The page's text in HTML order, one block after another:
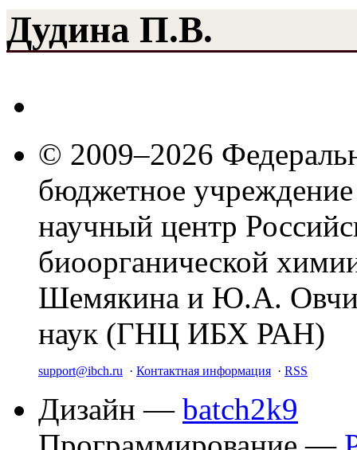
Дудина П.В.
© 2009–2026
бюджетное
научный центр
биоорганической
Шемякина и Ю.А.
наук (ГНЦ ИБХ РАН)
support@ibch.ru · Контактная информация · RSS
Дизайн — batch2k9